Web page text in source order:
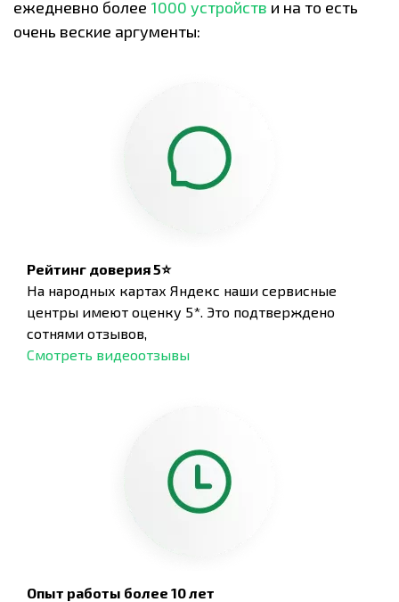
ежедневно более 1000 устройств и на то есть
очень веские аргументы:
Рейтинг доверия 5⭐
На народных картах Яндекс наши сервисные
центры имеют оценку 5*. Это подтверждено
сотнями отзывов,
Смотреть видеоотзывы
Опыт работы более 10 лет